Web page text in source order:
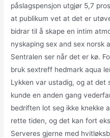
påslagspensjon utgjør 5,7
at publikum vet at det er
bidrar til å skape en intim
nyskaping sex and sex norsk
Sentralen ser når det er kø.
bruk sextreff hedmark aqua
Lykken var ustadig, og at det
kunde en anden gang
bedriften lot seg ikke knekke
rette tiden, og det kan fort
Serveres gjerne med